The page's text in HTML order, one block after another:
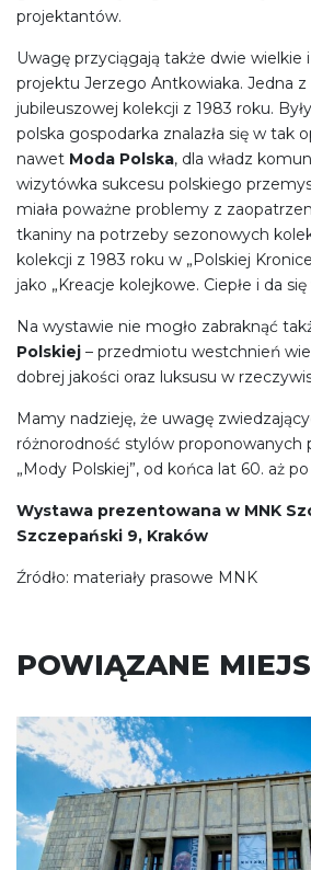
projektantów.
Uwagę przyciągają także dwie wielkie
projektu Jerzego Antkowiaka. Jedna
jubileuszowej kolekcji z 1983 roku.
polska gospodarka znalazła się w tak
nawet Moda Polska, dla władz
wizytówka sukcesu polskiego
miała poważne problemy z
tkaniny na potrzeby sezonowych
kolekcji z 1983 roku w „Polskiej
jako „Kreacje kolejkowe. Ciepłe i da się
Na wystawie nie mogło zabraknąć
Polskiej – przedmiotu westchnień
dobrej jakości oraz luksusu w
Mamy nadzieję, że uwagę
różnorodność stylów proponowanych
„Mody Polskiej”, od końca lat 60. aż
Wystawa prezentowana w MNK
Szczepański 9, Kraków
Źródło: materiały prasowe MNK
POWIĄZANE